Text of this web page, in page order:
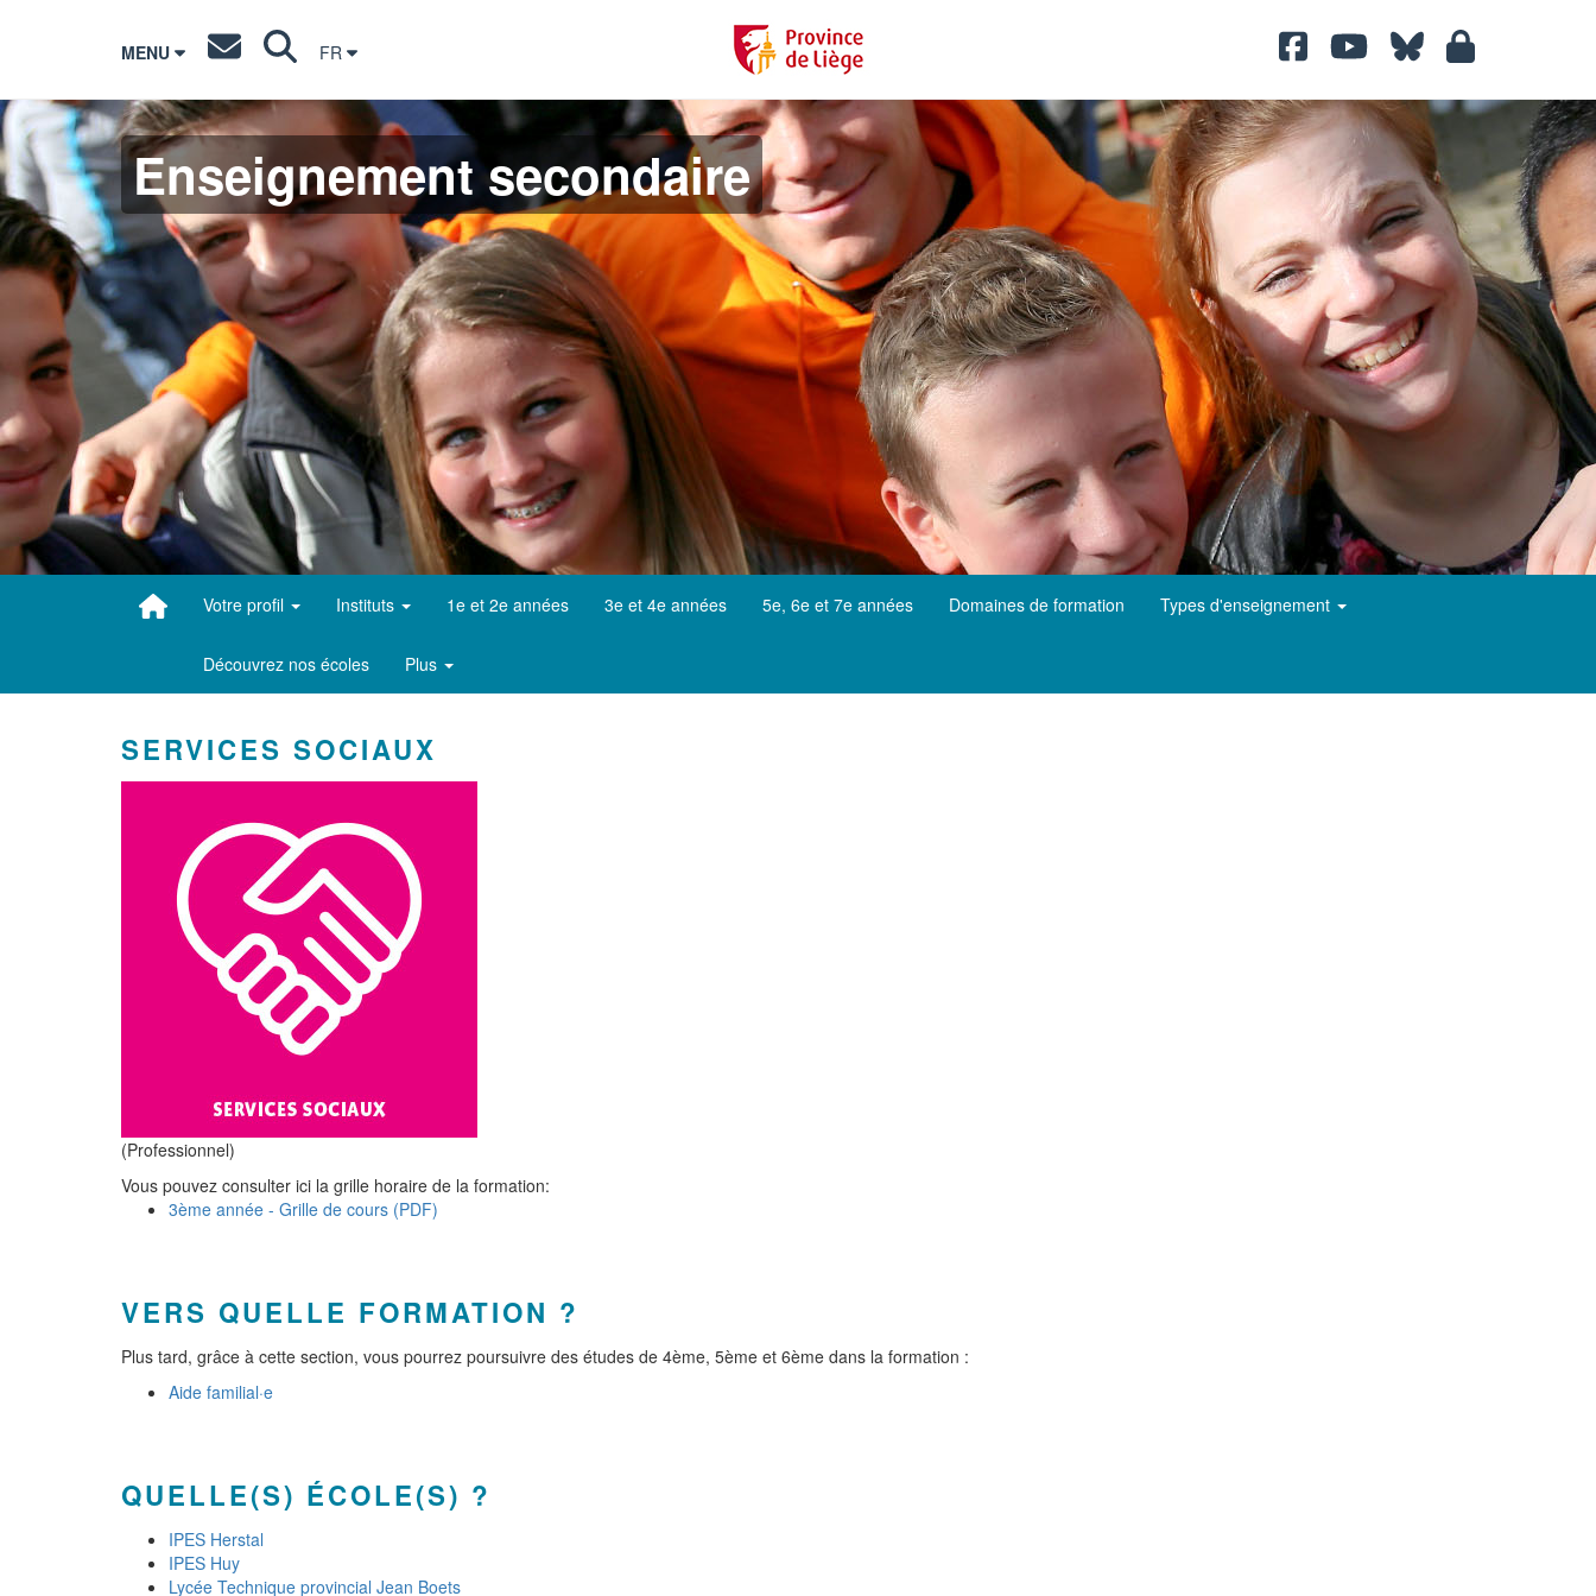
MENU FR
Enseignement secondaire
Votre profil Instituts 1e et 2e années 3e et 4e années 5e, 6e et 7e années Domaines de formation Types d'enseignement
Découvrez nos écoles Plus
SERVICES SOCIAUX
(Professionnel)
Vous pouvez consulter ici la grille horaire de la formation:
3ème année - Grille de cours (PDF)
VERS QUELLE FORMATION ?
Plus tard, grâce à cette section, vous pourrez poursuivre des études de 4ème, 5ème et 6ème dans la formation :
Aide familial·e
QUELLE(S) ÉCOLE(S) ?
IPES Herstal
IPES Huy
Lycée Technique provincial Jean Boets